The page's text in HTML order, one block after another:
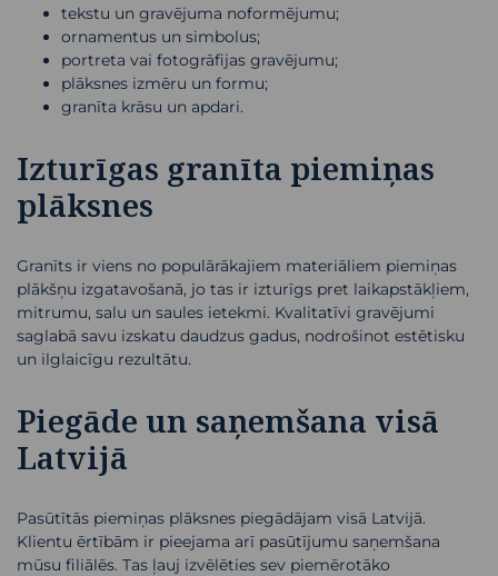
tekstu un gravējuma noformējumu;
ornamentus un simbolus;
portreta vai fotogrāfijas gravējumu;
plāksnes izmēru un formu;
granīta krāsu un apdari.
Izturīgas granīta piemiņas
plāksnes
Granīts ir viens no populārākajiem materiāliem piemiņas
plākšņu izgatavošanā, jo tas ir izturīgs pret laikapstākļiem,
mitrumu, salu un saules ietekmi. Kvalitatīvi gravējumi
saglabā savu izskatu daudzus gadus, nodrošinot estētisku
un ilglaicīgu rezultātu.
Piegāde un saņemšana visā
Latvijā
Pasūtītās piemiņas plāksnes piegādājam visā Latvijā.
Klientu ērtībām ir pieejama arī pasūtījumu saņemšana
mūsu filiālēs. Tas ļauj izvēlēties sev piemērotāko